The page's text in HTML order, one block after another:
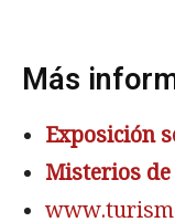
Más
Exposición
Misterios